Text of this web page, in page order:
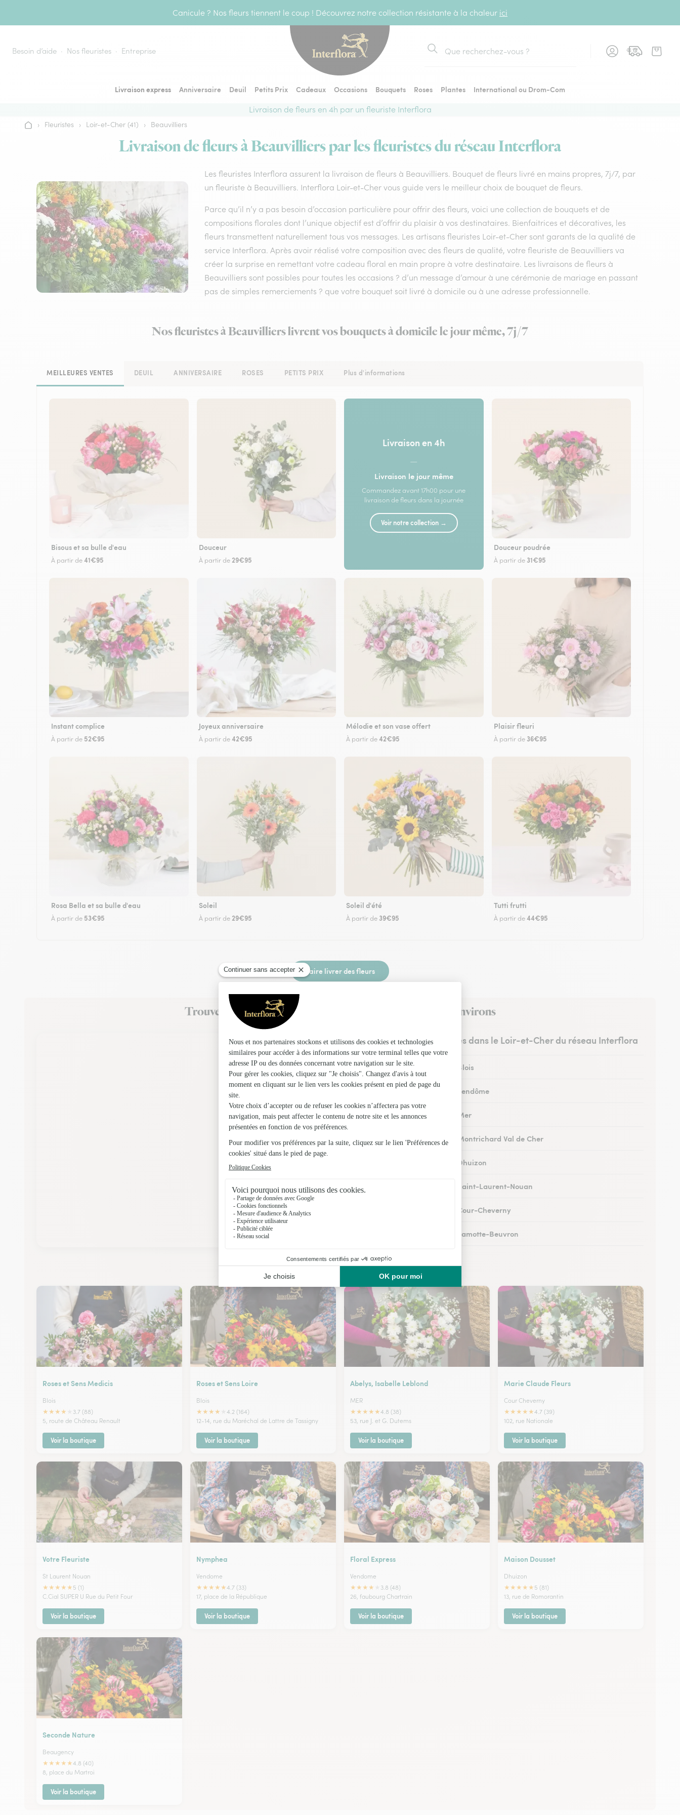
Canicule ? Nos fleurs tiennent le coup ! Découvrez notre collection résistante à la chaleur ici
Besoin d’aide Nos fleuristes Entreprise
Rechercher
Livraison express Anniversaire Deuil Petits Prix Cadeaux Occasions Bouquets Roses Plantes
International ou Drom-Com
Livraison de fleurs en 4h par un fleuriste Interflora
Accueil
› Fleuristes › Loir-et-Cher (41) › Beauvilliers
Livraison de fleurs à Beauvilliers par les fleuristes du réseau Interflora
Les fleuristes Interflora assurent la livraison de fleurs à Beauvilliers. Bouquet de fleurs livré en mains propres, 7j/7, par
un fleuriste à Beauvilliers. Interflora Loir-et-Cher vous guide vers le meilleur choix de bouquet de fleurs.
Parce qu’il n’y a pas besoin d’occasion particulière pour offrir des fleurs, voici une collection de bouquets et de
compositions florales dont l’unique objectif est d’offrir du plaisir à vos destinataires. Bienfaitrices et décoratives, les
fleurs transmettent naturellement tous vos messages. Les artisans fleuristes Loir-et-Cher sont garants de la qualité de
service Interflora. Après avoir réalisé votre composition avec des fleurs de qualité, votre fleuriste de Beauvilliers va
créer la surprise en remettant votre cadeau floral en main propre à votre destinataire. Les livraisons de fleurs à
Beauvilliers sont possibles pour toutes les occasions ? d’un message d’amour à une cérémonie de mariage en passant
pas de simples remerciements ? que votre bouquet soit livré à domicile ou à une adresse professionnelle.
Nos fleuristes à Beauvilliers livrent vos bouquets à domicile le jour même, 7j/7
MEILLEURES VENTES DEUIL ANNIVERSAIRE ROSES PETITS PRIX Plus d'informations
Bisous et sa bulle d'eau
À partir de41€95
Douceur
À partir de 29€95
Livraison en 4h
—
Livraison le jour même
Commandez avant 17h00 pour une
livraison de fleurs dans la journée
Voir notre collection →
Douceur poudrée
À partir de 31€95
Instant complice
À partir de 52€95
Joyeux anniversaire
À partir de42€95
Mélodie et son vase offert
À partir de42€95
Plaisir fleuri
À partir de 36€95
Rosa Bella et sa bulle d'eau
À partir de 53€95
Soleil
À partir de 29€95
Soleil d'été
À partir de 39€95
Tutti frutti
À partir de44€95
Faire livrer des fleurs
Trouvez un fleuriste Interflora à Beauvilliers et dans ses environs
Les fleuristes dans le Loir-et-Cher du réseau Interflora
Fleuristes à Blois
Fleuristes à Vendôme
Fleuristes à Mer
Fleuristes à Montrichard Val de Cher
Fleuristes à Dhuizon
Fleuristes à Saint-Laurent-Nouan
Fleuristes à Cour-Cheverny
Fleuristes à Lamotte-Beuvron
Fleuristes à Romorantin-Lanthenay
Nos fleuristes à Beauvilliers
Roses et Sens Medicis
Blois
★★★★
3.7 (88)
5, route de Château Renault
Voir la boutique
Roses et Sens Loire
Blois
★★★★
4.2 (164)
12-14, rue du Maréchal de Lattre de Tassigny
Voir la boutique
Abelys, Isabelle Leblond
MER
★★★★★4.8 (38)
53, rue J. et G. Dutems
Voir la boutique
Marie Claude Fleurs
Cour Cheverny
★★★★★4.7 (39)
102, rue Nationale
Voir la boutique
Votre Fleuriste
St Laurent Nouan
★★★★★ 5 (1)
C.Cial SUPER U Rue du Petit Four
Voir la boutique
Nymphea
Vendome
★★★★★4.7 (33)
17, place de la République
Voir la boutique
Floral Express
Vendome
★★★★
3.8 (48)
26, faubourg Chartrain
Voir la boutique
Maison Dousset
Dhuizon
★★★★★ 5 (81)
13, rue de Romorantin
Voir la boutique
Seconde Nature
Beaugency
★★★★★4.8 (40)
8, place du Martroi
Voir la boutique